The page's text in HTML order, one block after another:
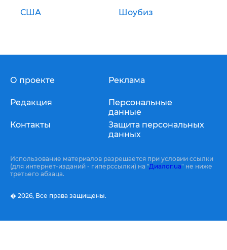
США Шоубиз
О проекте
Редакция
Контакты
Реклама
Персональные
данные
Защита персональных
данных
Использование материалов разрешается при условии ссылки
(для интернет-изданий - гиперссылки) на "Диалог.ua" не ниже
третьего абзаца.
� 2026, Все права защищены.